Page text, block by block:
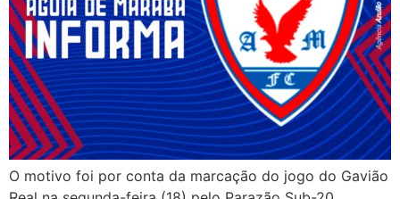
O motivo foi por conta da marcação do jogo do Gavião